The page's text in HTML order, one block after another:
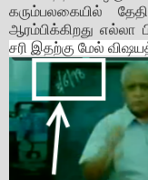
கரும்பலகையில்
ஆரம்பிக்கிறது எல்லா
சரி இதற்கு மேல்